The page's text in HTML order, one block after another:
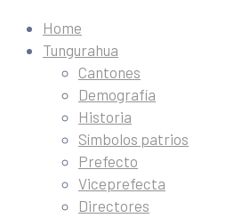
Home
Tungurahua
Cantones
Demografía
Historia
Símbolos patrios
Prefecto
Viceprefecta
Directores